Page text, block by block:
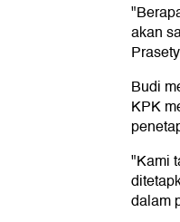
akan
Budi
KPK
"Kami
dalam